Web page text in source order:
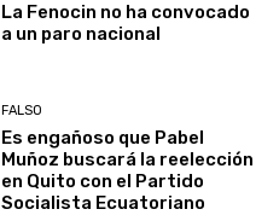
La Fenocin no ha convocado
a un paro nacional
FALSO
Es engañoso que Pabel
Muñoz buscará la reelección
en Quito con el Partido
Socialista Ecuatoriano